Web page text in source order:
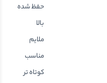
حفظ شده
بالا
ملایم
مناسب
کوتاه تر